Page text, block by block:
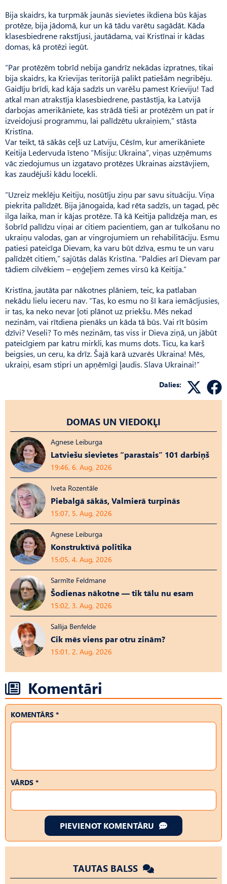
Bija skaidrs, ka turpmāk jaunās sievietes ikdiena būs kājas
protēze, bija jādomā, kur un kā tādu varētu sagādāt. Kāda
klasesbiedrene rakstījusi, jautādama, vai Kristīnai ir kādas
domas, kā protēzi iegūt.
“Par protēzēm tobrīd nebija gandrīz nekādas izpratnes, tikai
bija skaidrs, ka Krievijas teritorijā palikt patiešām negribēju.
Gaidīju brīdi, kad kāja sadzīs un varēšu pamest Krieviju! Tad
atkal man atrakstīja klasesbiedrene, pastāstīja, ka Latvijā
darbojas amerikāniete, kas strādā tieši ar protēzēm un pat ir
izveidojusi programmu, lai palīdzētu ukraiņiem,” stāsta
Kristīna.
Var teikt, tā sākās ceļš uz Latviju, Cēsīm, kur amerikāniete
Keitija Ledervuda īsteno “Misiju: Ukraina”, viņas uzņēmums
vāc ziedojumus un izgatavo protēzes Ukrainas aizstāvjiem,
kas zaudējuši kādu locekli.
“Uzreiz meklēju Keitiju, nosūtīju ziņu par savu situāciju. Viņa
piekrita palīdzēt. Bija jānogaida, kad rēta sadzīs, un tagad, pēc
ilga laika, man ir kājas protēze. Tā kā Keitija palīdzēja man, es
šobrīd palīdzu viņai ar citiem pacientiem, gan ar tulkošanu no
ukraiņu valodas, gan ar vingrojumiem un rehabilitāciju. Esmu
patiesi pateicīga Dievam, ka varu būt dzīva, esmu te un varu
palīdzēt citiem,” sajūtās dalās Kristīna. “Paldies arī Dievam par
tādiem cilvēkiem – eņģeļiem zemes virsū kā Keitija.”
Kristīna, jautāta par nākotnes plāniem, teic, ka patlaban
nekādu lielu ieceru nav. “Tas, ko esmu no šī kara iemācījusies,
ir tas, ka neko nevar ļoti plānot uz priekšu. Mēs nekad
nezinām, vai rītdiena pienāks un kāda tā būs. Vai rīt būsim
dzīvi? Veseli? To mēs nezinām, tas viss ir Dieva ziņā, un jābūt
pateicīgiem par katru mirkli, kas mums dots. Ticu, ka karš
beigsies, un ceru, ka drīz. Šajā karā uzvarēs Ukraina! Mēs,
ukraiņi, esam stipri un apņēmīgi ļaudis. Slava Ukrainai!”
Dalies:
DOMAS UN VIEDOKĻI
Agnese Leiburga
Latviešu sievietes “parastais” 101 darbiņš
19:46, 6. Aug, 2026
Iveta Rozentāle
Piebalgā sākās, Valmierā turpinās
15:07, 5. Aug, 2026
Agnese Leiburga
Konstruktīvā politika
15:05, 4. Aug, 2026
Sarmīte Feldmane
Šodienas nākotne — tik tālu nu esam
15:02, 3. Aug, 2026
Sallija Benfelde
Cik mēs viens par otru zinām?
15:01, 2. Aug, 2026
Komentāri
KOMENTĀRS *
VĀRDS *
PIEVIENOT KOMENTĀRU
TAUTAS BALSS